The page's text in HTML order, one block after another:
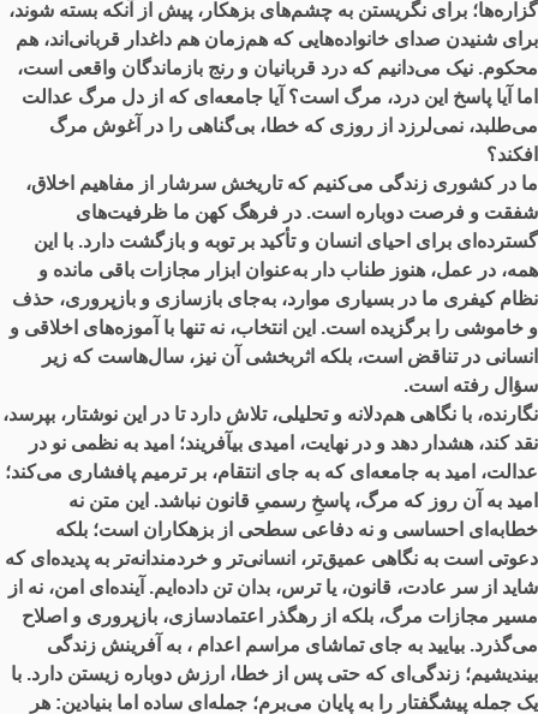
گزاره‌ها؛ برای نگریستن به چشم‌های بزهکار، پیش از آنکه بسته شوند،
برای شنیدن صدای خانواده‌هایی که هم‌زمان هم داغدار قربانی‌اند، هم
محکوم. نیک می‌دانیم که درد قربانیان و رنج بازماندگان واقعی ا‌ست،
اما آیا پاسخ این درد، مرگ است؟ آیا جامعه‌ای که از دل مرگ عدالت
می‌طلبد، نمی‌لرزد از روزی که خطا، بی‌گناهی را در آغوش مرگ
افکند؟
ما در کشوری زندگی می‌کنیم که تاریخش سرشار از مفاهیم اخلاق،
شفقت و فرصت دوباره است. در فرهگ کهن ما ظرفیت‌های
گسترده‌ای برای احیای انسان و تأکید بر توبه و بازگشت دارد. با این
همه، در عمل، هنوز طناب دار به‌عنوان ابزار مجازات باقی مانده و
نظام کیفری ما در بسیاری موارد، به‌جای بازسازی و بازپروری، حذف
و خاموشی را برگزیده است. این انتخاب، نه تنها با آموزه‌های اخلاقی و
انسانی در تناقض است، بلکه اثربخشی آن نیز، سال‌هاست که زیر
سؤال رفته است.
نگارنده، با نگاهی هم‌دلانه و تحلیلی، تلاش دارد تا در این نوشتار، بپرسد،
نقد کند، هشدار دهد و در نهایت، امیدی بیآفریند؛ امید به نظمی نو در
عدالت، امید به جامعه‌ای که به‌ جای انتقام، بر ترمیم پافشاری می‌کند؛
امید به آن روز که مرگ، پاسخِ رسمیِ قانون نباشد. این متن نه
خطابه‌ای احساسی و نه دفاعی سطحی از بزهکاران است؛ بلکه
دعوتی است به نگاهی عمیق‌تر، انسانی‌تر و خردمندانه‌تر به پدیده‌ای که
شاید از سر عادت، قانون، یا ترس، بدان تن داده‌ایم. آینده‌ای امن، نه از
مسیر مجازات مرگ، بلکه از رهگذر اعتمادسازی، بازپروری و اصلاح
می‌گذرد. بیایید به جای تماشای مراسم اعدام ، به آفرینش زندگی
بیندیشیم؛ زندگی‌ای که حتی پس از خطا، ارزش دوباره زیستن دارد. با
یک جمله پیشگفتار را به پایان می‌برم؛ جمله‌ای ساده اما بنیادین: هر